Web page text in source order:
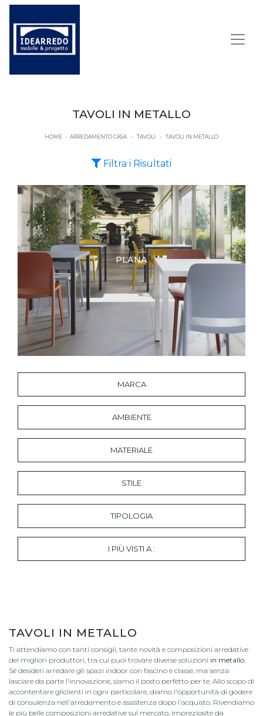
TAVOLI IN METALLO
HOME - ARREDAMENTO CASA - TAVOLI - TAVOLI IN METALLO
Filtra i Risultati
MARCA
AMBIENTE
MATERIALE
STILE
TIPOLOGIA
I PIÙ VISTI A :
PLANA
TAVOLI IN METALLO
Ti attendiamo con tanti consigli, tante novità e composizioni arredative
dei migliori produttori, tra cui puoi trovare diverse soluzioni in metallo
Se desideri arredare gli spazi indoor con fascino e classe, ma senza
lasciare da parte l'innovazione, siamo il posto perfetto per te. Allo scopo di
accontentare gliclienti in ogni particolare, diamo l'opportunità di godere
di consulenza nell'arredamento e assistenza dopo l'acquisto. Rivendiamo
le più belle composizioni arredative sul mercato, impreziosite da